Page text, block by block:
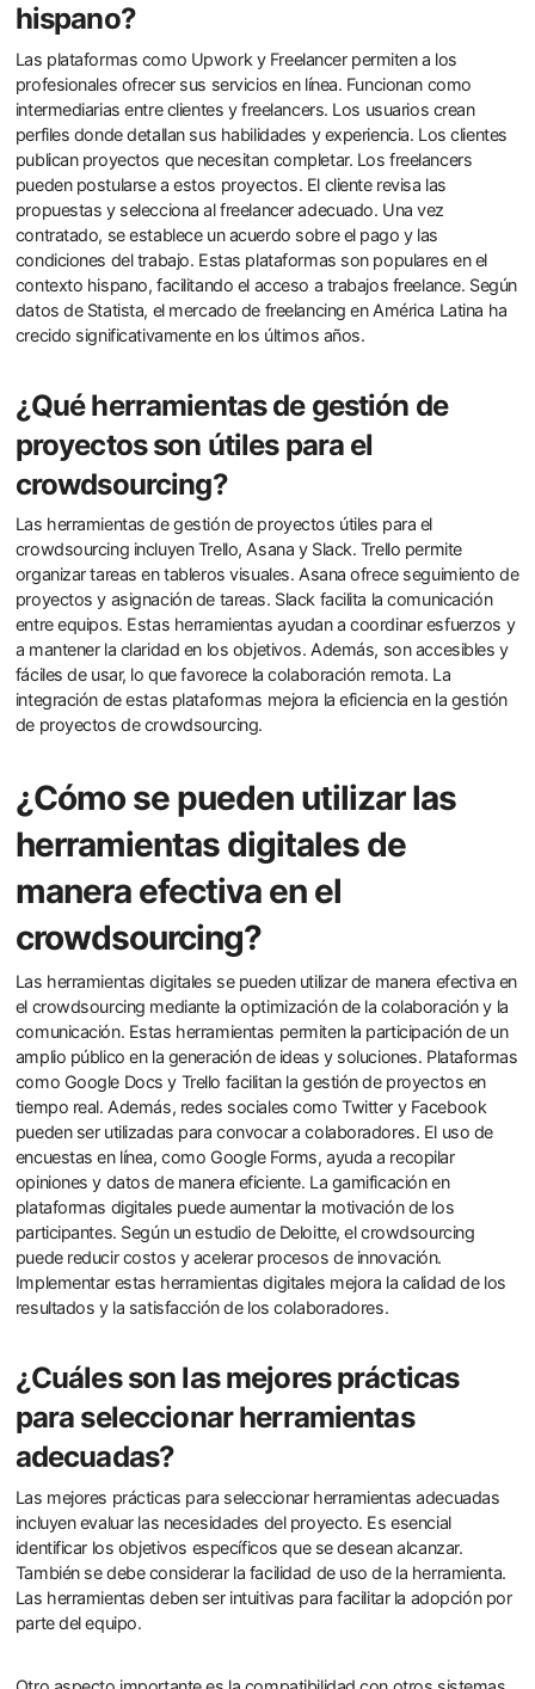
hispano?
Las plataformas como Upwork y Freelancer permiten a los
profesionales ofrecer sus servicios en línea. Funcionan como
intermediarias entre clientes y freelancers. Los usuarios crean
perfiles donde detallan sus habilidades y experiencia. Los clientes
publican proyectos que necesitan completar. Los freelancers
pueden postularse a estos proyectos. El cliente revisa las
propuestas y selecciona al freelancer adecuado. Una vez
contratado, se establece un acuerdo sobre el pago y las
condiciones del trabajo. Estas plataformas son populares en el
contexto hispano, facilitando el acceso a trabajos freelance. Según
datos de Statista, el mercado de freelancing en América Latina ha
crecido significativamente en los últimos años.
¿Qué herramientas de gestión de
proyectos son útiles para el
crowdsourcing?
Las herramientas de gestión de proyectos útiles para el
crowdsourcing incluyen Trello, Asana y Slack. Trello permite
organizar tareas en tableros visuales. Asana ofrece seguimiento de
proyectos y asignación de tareas. Slack facilita la comunicación
entre equipos. Estas herramientas ayudan a coordinar esfuerzos y
a mantener la claridad en los objetivos. Además, son accesibles y
fáciles de usar, lo que favorece la colaboración remota. La
integración de estas plataformas mejora la eficiencia en la gestión
de proyectos de crowdsourcing.
¿Cómo se pueden utilizar las
herramientas digitales de
manera efectiva en el
crowdsourcing?
Las herramientas digitales se pueden utilizar de manera efectiva en
el crowdsourcing mediante la optimización de la colaboración y la
comunicación. Estas herramientas permiten la participación de un
amplio público en la generación de ideas y soluciones. Plataformas
como Google Docs y Trello facilitan la gestión de proyectos en
tiempo real. Además, redes sociales como Twitter y Facebook
pueden ser utilizadas para convocar a colaboradores. El uso de
encuestas en línea, como Google Forms, ayuda a recopilar
opiniones y datos de manera eficiente. La gamificación en
plataformas digitales puede aumentar la motivación de los
participantes. Según un estudio de Deloitte, el crowdsourcing
puede reducir costos y acelerar procesos de innovación.
Implementar estas herramientas digitales mejora la calidad de los
resultados y la satisfacción de los colaboradores.
¿Cuáles son las mejores prácticas
para seleccionar herramientas
adecuadas?
Las mejores prácticas para seleccionar herramientas adecuadas
incluyen evaluar las necesidades del proyecto. Es esencial
identificar los objetivos específicos que se desean alcanzar.
También se debe considerar la facilidad de uso de la herramienta.
Las herramientas deben ser intuitivas para facilitar la adopción por
parte del equipo.